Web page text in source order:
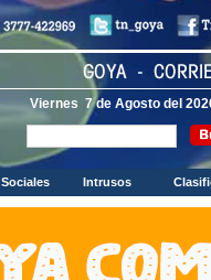
Viernes 7 de Agosto del
Sociales Intrusos